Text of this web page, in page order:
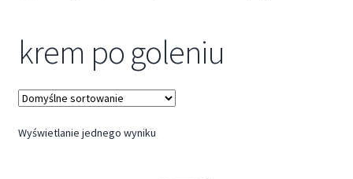
Trychologia
O Nas
Szkolenia
krem po goleniu
Wyświetlanie jednego wyniku